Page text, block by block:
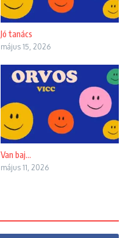
Jó tanács
május 15, 2026
Van baj…
május 11, 2026